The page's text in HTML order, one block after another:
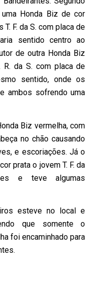
Honda Biz de cor
F. da S. com placa de
sentido centro ao
de outra Honda Biz
R. da S. com placa de
sentido, onde os
ambos sofrendo uma
Biz vermelha, com
no chão causando
e escoriações. Já o
prata o jovem T. F. da
e teve algumas
esteve no local e
que somente o
foi encaminhado para